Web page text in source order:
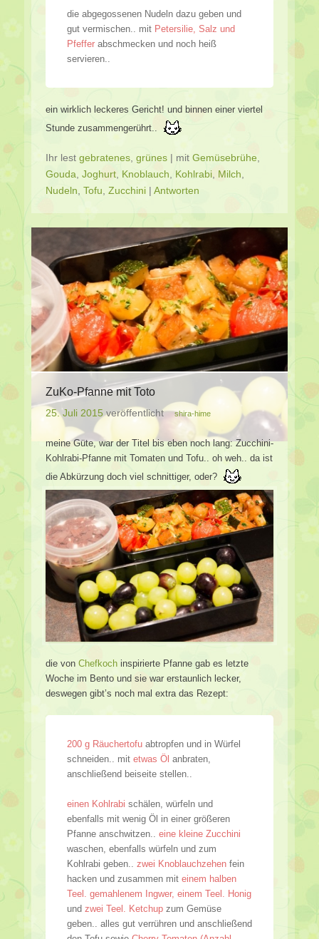
die abgegossenen Nudeln dazu geben und
gut vermischen.. mit Petersilie, Salz und
Pfeffer abschmecken und noch heiß
servieren..
ein wirklich leckeres Gericht! und binnen einer viertel
Stunde zusammengerührt..
Ihr lest gebratenes, grünes | mit Gemüsebrühe,
Gouda, Joghurt, Knoblauch, Kohlrabi, Milch,
Nudeln, Tofu, Zucchini | Antworten
ZuKo-Pfanne mit Toto
25. Juli 2015veröffentlicht shira-hime
meine Güte, war der Titel bis eben noch lang: Zucchini-
Kohlrabi-Pfanne mit Tomaten und Tofu.. oh weh.. da ist
die Abkürzung doch viel schnittiger, oder?
die von Chefkoch inspirierte Pfanne gab es letzte
Woche im Bento und sie war erstaunlich lecker,
deswegen gibt’s noch mal extra das Rezept:
200 g Räuchertofu abtropfen und in Würfel
schneiden.. mit etwas Öl anbraten,
anschließend beiseite stellen..
einen Kohlrabi schälen, würfeln und
ebenfalls mit wenig Öl in einer größeren
Pfanne anschwitzen.. eine kleine Zucchini
waschen, ebenfalls würfeln und zum
Kohlrabi geben.. zwei Knoblauchzehen fein
hacken und zusammen mit einem halben
Teel. gemahlenem Ingwer, einem Teel. Honig
und zwei Teel. Ketchup zum Gemüse
geben.. alles gut verrühren und anschließend